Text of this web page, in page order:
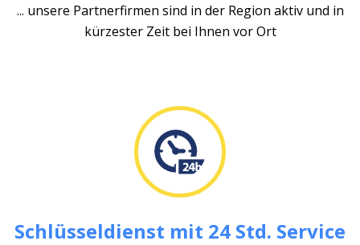
... unsere Partnerfirmen sind in der Region aktiv und in
kürzester Zeit bei Ihnen vor Ort
Schlüsseldienst mit 24 Std. Service